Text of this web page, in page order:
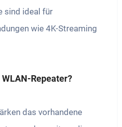
sind ideal für
wie 4K-Streaming
Repeater?
das vorhandene